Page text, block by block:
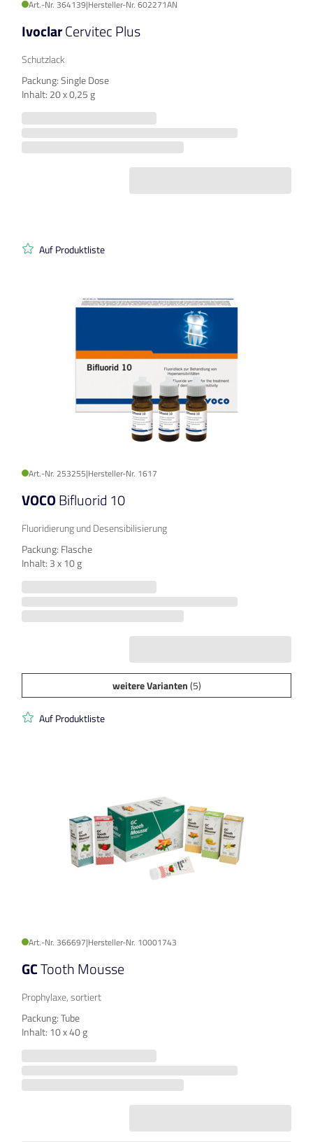
Art.-Nr. 364139|Hersteller-Nr. 602271AN
IvoclarCervitec Plus
Schutzlack
Packung: Single Dose
Inhalt: 20 x 0,25 g
Auf Produktliste
Art.-Nr. 253255|Hersteller-Nr. 1617
VOCOBifluorid 10
Fluoridierung und Desensibilisierung
Packung: Flasche
Inhalt: 3 x 10 g
weitere Varianten(5)
Auf Produktliste
Art.-Nr. 366697|Hersteller-Nr. 10001743
GCTooth Mousse
Prophylaxe, sortiert
Packung: Tube
Inhalt: 10 x 40 g